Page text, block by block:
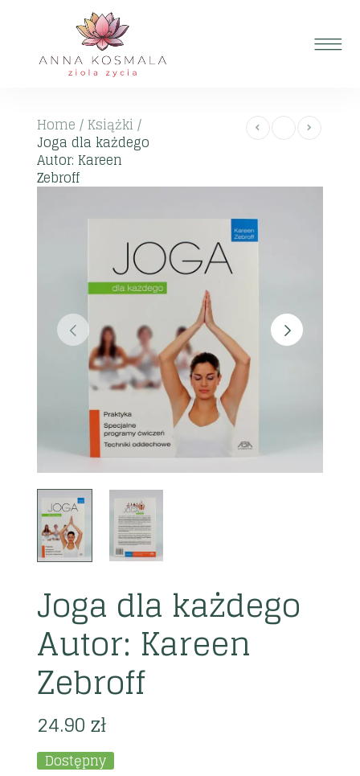
Home / Książki /
Joga dla każdego
Autor: Kareen
Zebroff
Joga dla każdego
Autor: Kareen
Zebroff
24.90zł
Dostępny